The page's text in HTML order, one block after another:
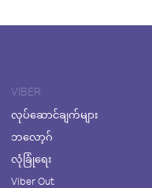
VIBER
လုပ်ဆောင်ချက်များ
ဘလော့ဂ်
လုံခြုံရေး
Viber Out